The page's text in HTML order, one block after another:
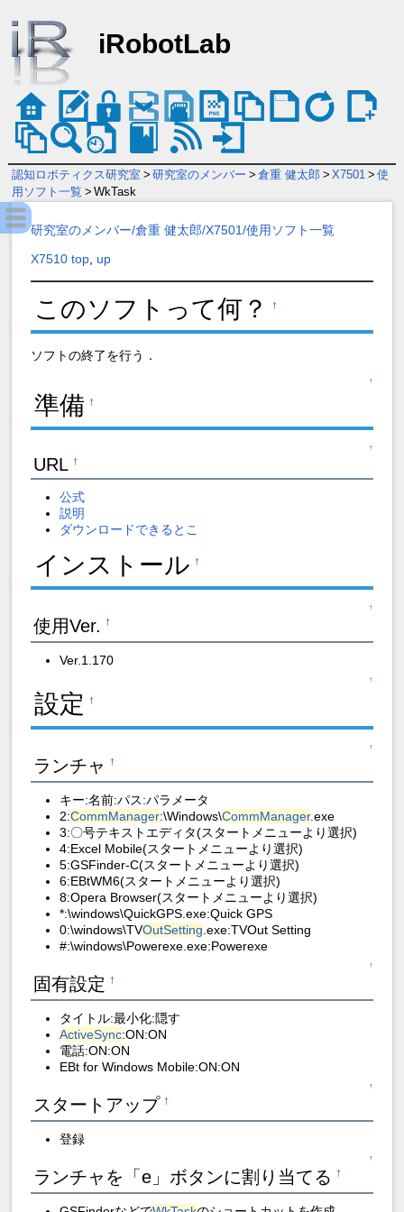
iRobotLab
認知ロボティクス研究室 > 研究室のメンバー > 倉重 健太郎 > X7501 > 使
用ソフト一覧 > WkTask
研究室のメンバー/倉重 健太郎/X7501/使用ソフト一覧
X7510 top, up
このソフトって何？ †
ソフトの終了を行う．
↑
準備 †
↑
URL †
公式
説明
ダウンロードできるとこ
インストール †
↑
使用Ver. †
Ver.1.170
↑
設定 †
↑
ランチャ †
キー:名前:パス:パラメータ
2:CommManager:\Windows\CommManager.exe
3:〇号テキストエディタ(スタートメニューより選択)
4:Excel Mobile(スタートメニューより選択)
5:GSFinder-C(スタートメニューより選択)
6:EBtWM6(スタートメニューより選択)
8:Opera Browser(スタートメニューより選択)
*:\windows\QuickGPS.exe:Quick GPS
0:\windows\TVOutSetting .exe:TVOut Setting
#:\windows\Powerexe.exe:Powerexe
↑
固有設定 †
タイトル:最小化:隠す
ActiveSync:ON:ON
電話:ON:ON
EBt for Windows Mobile:ON:ON
↑
スタートアップ †
登録
↑
ランチャを「e」ボタンに割り当てる †